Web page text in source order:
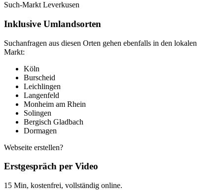
Such-Markt Leverkusen
Inklusive Umlandsorten
Suchanfragen aus diesen Orten gehen ebenfalls in den lokalen
Markt:
Köln
Burscheid
Leichlingen
Langenfeld
Monheim am Rhein
Solingen
Bergisch Gladbach
Dormagen
Webseite erstellen?
Erstgespräch per Video
15 Min, kostenfrei, vollständig online.